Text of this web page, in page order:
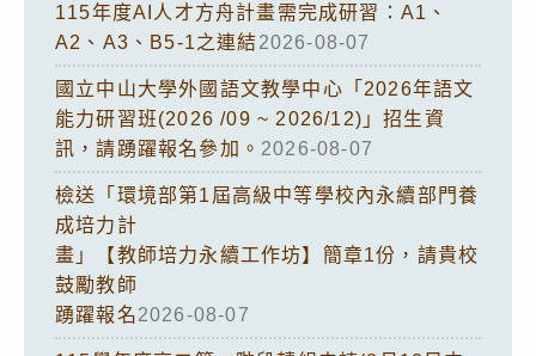
115年度AI人才方舟計畫需完成研習：A1、
A2、A3、B5-1之連結2026-08-07
國立中山大學外國語文教學中心「2026年語文
能力研習班(2026 /09 ~ 2026/12)」招生資
訊，請踴躍報名參加。 2026-08-07
檢送「環境部第1屆高級中等學校內永續部門養
成培力計
畫」【教師培力永續工作坊】簡章1份，請貴校
鼓勵教師
踴躍報名2026-08-07